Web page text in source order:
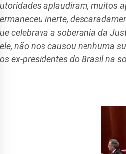
aplaudiram, muitos
inerte,
celebrava a soberania da
não nos causou nenhuma
ex-presidentes do Brasil na